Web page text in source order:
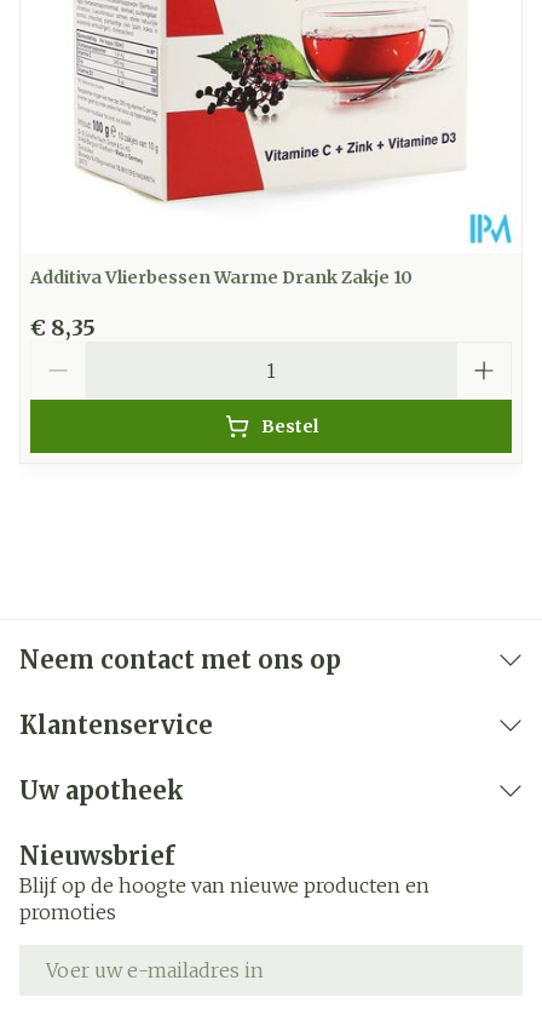
Behoud
Kamertemperatuur (15°C -
25°C)
Additiva Vlierbessen Warme Drank Zakje 10
€ 8,35
Bestel
Neem contact met ons op
Klantenservice
Uw apotheek
Nieuwsbrief
Blijf op de hoogte van nieuwe producten en
promoties